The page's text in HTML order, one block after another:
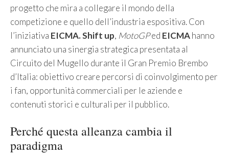
progetto che mira a collegare il mondo della
competizione e quello dell’industria espositiva. Con
l’iniziativa EICMA. Shift up, MotoGPed EICMAhanno
annunciato una sinergia strategica presentata al
Circuito del Mugello durante il Gran Premio Brembo
d’Italia: obiettivo creare percorsi di coinvolgimento per
i fan, opportunità commerciali per le aziende e
contenuti storici e culturali per il pubblico.
Perché questa alleanza cambia il
paradigma